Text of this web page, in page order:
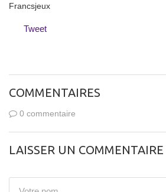
Francsjeux
Tweet
COMMENTAIRES
0 commentaire
LAISSER UN COMMENTAIRE